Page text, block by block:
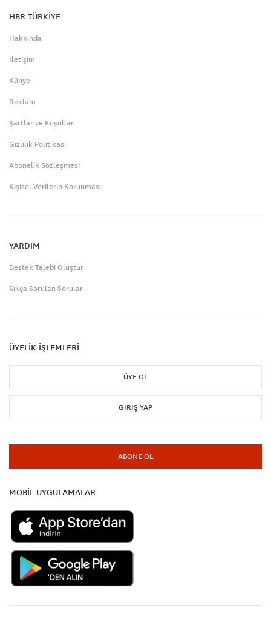
HBR TÜRKİYE
Hakkında
İletişim
Künye
Reklam
Şartlar ve Koşullar
Gizlilik Politikası
Abonelik Sözleşmesi
Kişisel Verilerin Korunması
YARDIM
Destek Talebi Oluştur
Sıkça Sorulan Sorular
ÜYELİK İŞLEMLERİ
ÜYE OL
GIRIŞ YAP
ABONE OL
MOBİL UYGULAMALAR